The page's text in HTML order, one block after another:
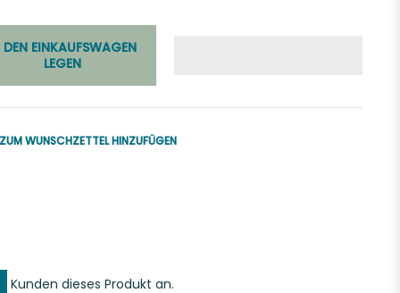
DEN EINKAUFSWAGEN
LEGEN
ZUM WUNSCHZETTEL HINZUFÜGEN
Kunden dieses Produkt an.